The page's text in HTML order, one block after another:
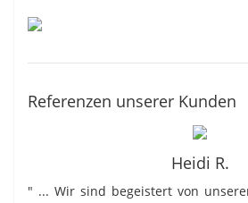
Referenzen unserer Kunden
Heidi R.
" ... Wir sind begeistert von